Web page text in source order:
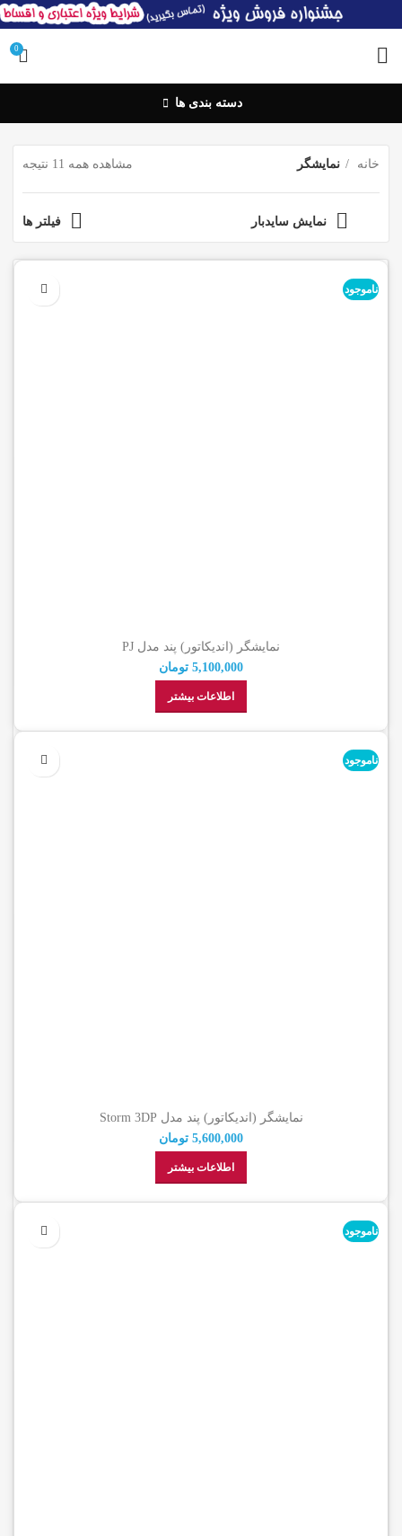
0
دسته بندی ها
خانه نمایشگر مشاهده همه 11 نتیجه
نمایش سایدبار فیلتر ها
ناموجود
نمایشگر (اندیکاتور) پند مدل PJ
5,100,000 تومان
اطلاعات بیشتر
ناموجود
نمایشگر (اندیکاتور) پند مدل Storm 3DP
5,600,000 تومان
اطلاعات بیشتر
ناموجود